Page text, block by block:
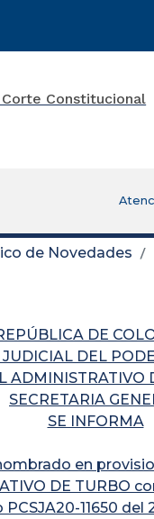
de Novedades
DE
DEL
ADMINISTRATIVO
SECRETARIA
SE INFORMA
en
DE TURBO
11650 del